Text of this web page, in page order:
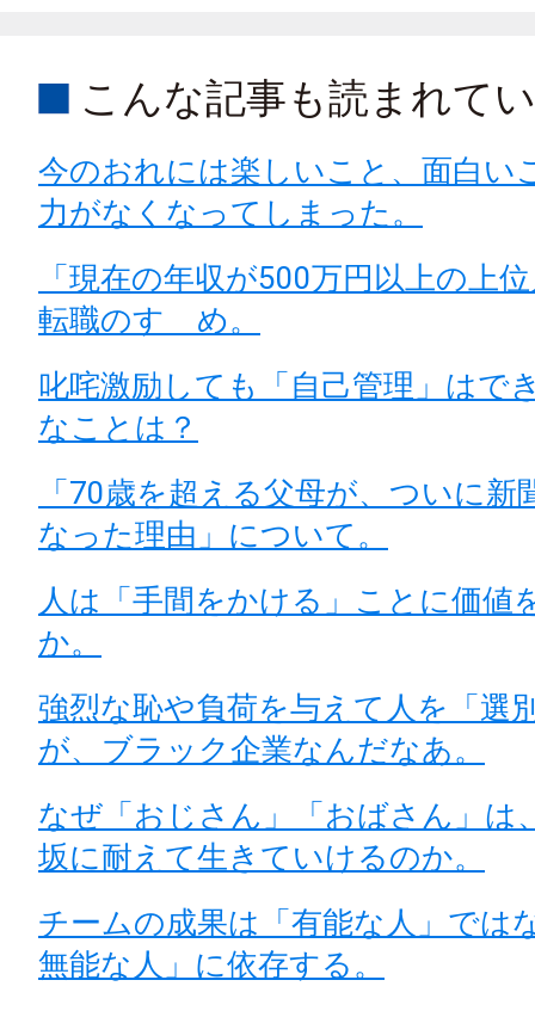
こんな記事も読まれて
今のおれには楽しいこと、面白い
力がなくなってしまった。
「現在の年収が500万円以上の上
転職のすゝめ。
叱咤激励しても「自己管理」はで
なことは？
「70歳を超える父母が、ついに新
なった理由」について。
人は「手間をかける」ことに価値
か。
強烈な恥や負荷を与えて人を「選
が、ブラック企業なんだなあ。
なぜ「おじさん」「おばさん」は
坂に耐えて生きていけるのか。
チームの成果は「有能な人」では
無能な人」に依存する。